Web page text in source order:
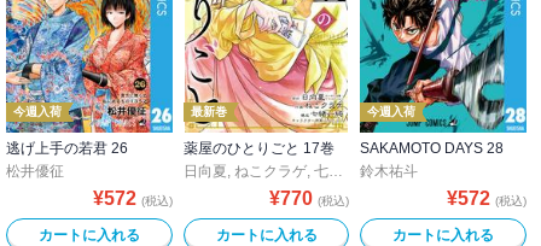
蘭,田中ドリル 吉河美希,鈴木央, ヒロユキ,五十嵐正邦,
今週入荷
逃げ上手の若君 26
松井優征
¥572 (税込)
カートに入れる
最新巻
薬屋のひとりごと 17巻
日向夏, ねこクラゲ, 七緒一綺 ,しのとうこ
¥770 (税込)
カートに入れる
今週入荷
SAKAMOTO DAYS 28
鈴木祐斗
¥572 (税込)
カートに入れる